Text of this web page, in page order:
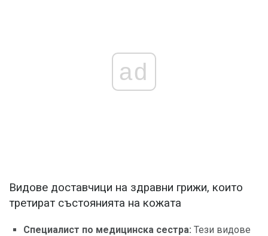
ad
Видове доставчици на здравни грижи, които
третират състоянията на кожата
Специалист по медицинска сестра: Тези видове